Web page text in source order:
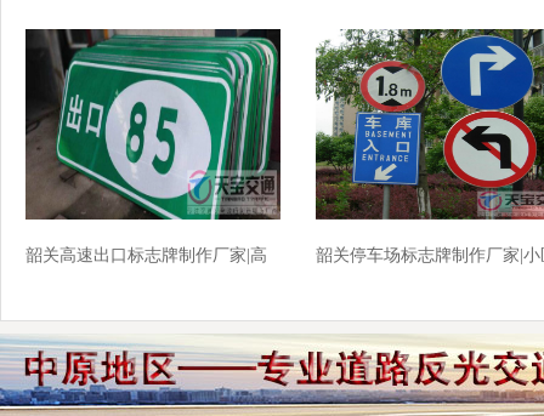
韶关高速出口标志牌制作厂家|高
韶关停车场标志牌制作厂家|小